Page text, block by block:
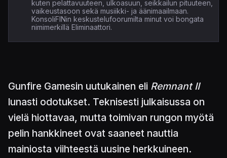
kuten pelattavuuteen, ulkoasuun, seikkailun pituuteen,
vaikeustasoon sekä musiikki- ja äänimaailmaan.
KonsoliFINin keskustelufoorumilta minut voi bongata
nimimerkillä Eliminaattori.
Gunfire Gamesin uutukainen eli Remnant II
lunasti odotukset. Teknisesti julkaisussa on
vielä hiottavaa, mutta toimivan rungon myötä
pelin hankkineet ovat saaneet nauttia
mainiosta viihteestä uusine herkkuineen.